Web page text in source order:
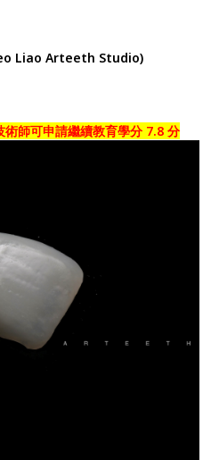
Liao Arteeth Studio)
術師可申請繼續教育學分 7.8 分